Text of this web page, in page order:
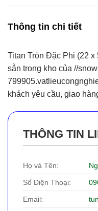
Thông tin chi tiết
Titan Tròn Đặc Phi (22 x
sẵn trong kho của //
khách yêu cầu, giao
THÔNG TIN
Họ và Tên:
Số Điện Thoại:
Email: